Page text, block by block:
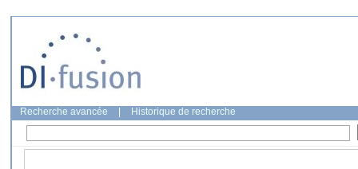
Recherche avancée Historique de recherche